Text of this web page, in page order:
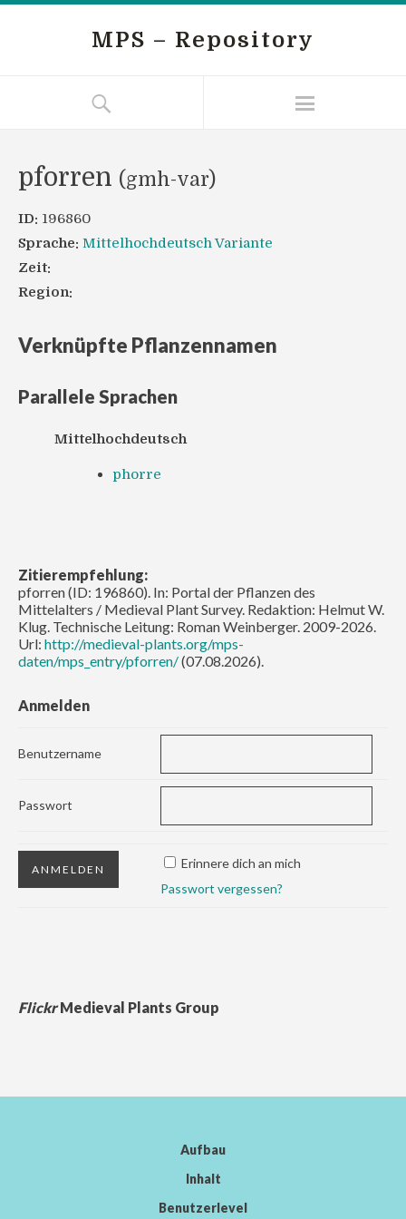
MPS – Repository
pforren (gmh-var)
ID: 196860
Sprache: Mittelhochdeutsch Variante
Zeit:
Region:
Verknüpfte Pflanzennamen
Parallele Sprachen
Mittelhochdeutsch
phorre
Zitierempfehlung:
pforren (ID: 196860). In: Portal der Pflanzen des
Mittelalters / Medieval Plant Survey. Redaktion: Helmut W.
Klug. Technische Leitung: Roman Weinberger. 2009-2026.
Url: http://medieval-plants.org/mps-
daten/mps_entry/pforren/(07.08.2026).
Anmelden
Benutzername
Passwort
Erinnere dich an mich
Passwort vergessen?
FlickrMedieval Plants Group
Aufbau
Inhalt
Benutzerlevel